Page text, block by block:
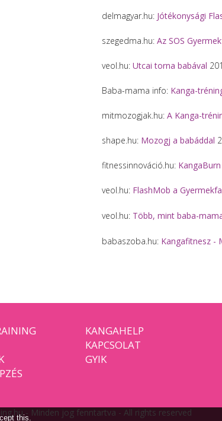
delmagyar.hu: Jótékonysági
szegedma.hu: Az SOS
veol.hu: Utcai torna babával
Baba-mama info: Kanga-
mitmozogjak.hu: A Kanga-
shape.hu: Mozogj a babáddal
fitnessinnováció.hu:
veol.hu: FlashMob a
veol.hu: Több, mint baba-
babaszoba.hu: Kangafitnesz -
KANGAHELP
KAPCSOLAT
GYIK
- Minden jog fenntartva - All rights reserved
this.